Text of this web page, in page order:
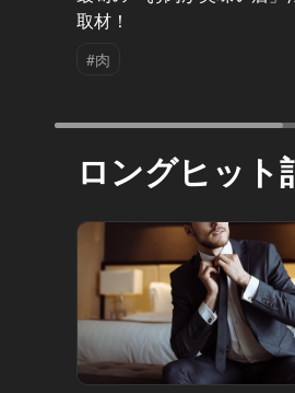
取材！
#肉
ロングヒット